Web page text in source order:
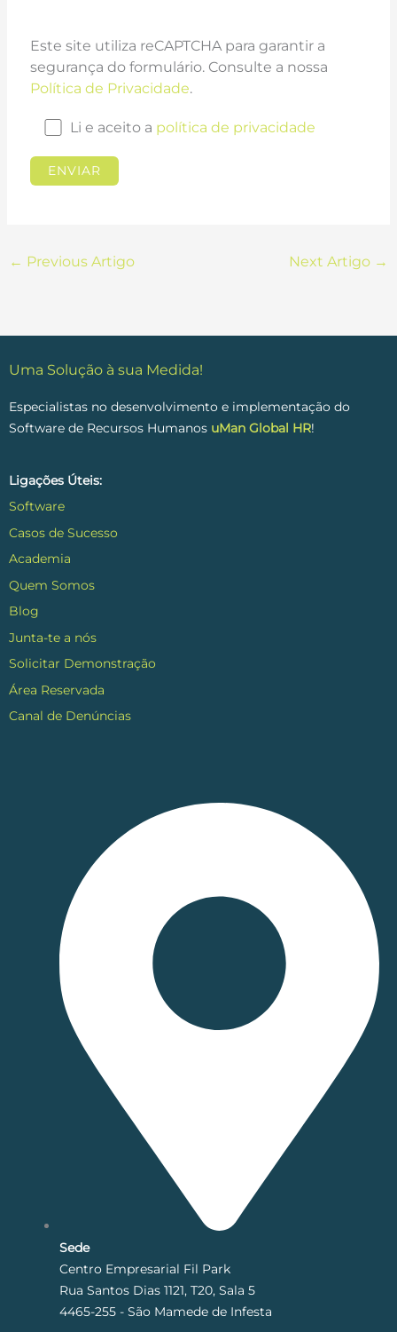
Este site utiliza reCAPTCHA para garantir a
segurança do formulário. Consulte a nossa
Política de Privacidade.
Li e aceito a política de privacidade
← Previous Artigo Next Artigo →
Uma Solução à sua Medida!
Especialistas no desenvolvimento e implementação do
Software de Recursos Humanos uMan Global HR!
Ligações Úteis:
Software
Casos de Sucesso
Academia
Quem Somos
Blog
Junta-te a nós
Solicitar Demonstração
Área Reservada
Canal de Denúncias
Sede
Centro Empresarial Fil Park
Rua Santos Dias 1121, T20, Sala 5
4465-255 - São Mamede de Infesta